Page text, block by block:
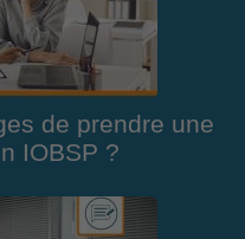
de prendre une
IOBSP ?